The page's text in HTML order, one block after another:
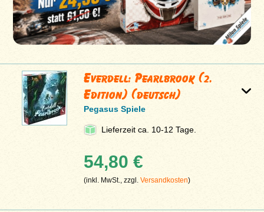
Everdell: Pearlbrook (2.
Edition) (deutsch)
Pegasus Spiele
Lieferzeit ca. 10-12 Tage.
54,80 €
(inkl. MwSt., zzgl.Versandkosten)